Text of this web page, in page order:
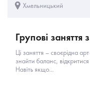
Хмельницький
Групові
Ці заняття – своєрідна
знайти баланс,
Навіть якщо...